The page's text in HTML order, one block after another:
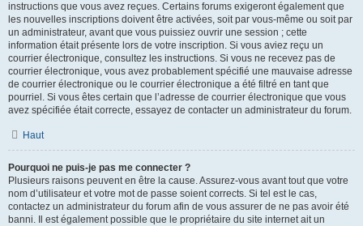
instructions que vous avez reçues. Certains forums exigeront également que
les nouvelles inscriptions doivent être activées, soit par vous-même ou soit par
un administrateur, avant que vous puissiez ouvrir une session ; cette
information était présente lors de votre inscription. Si vous aviez reçu un
courrier électronique, consultez les instructions. Si vous ne recevez pas de
courrier électronique, vous avez probablement spécifié une mauvaise adresse
de courrier électronique ou le courrier électronique a été filtré en tant que
pourriel. Si vous êtes certain que l’adresse de courrier électronique que vous
avez spécifiée était correcte, essayez de contacter un administrateur du forum.
Haut
Pourquoi ne puis-je pas me connecter ?
Plusieurs raisons peuvent en être la cause. Assurez-vous avant tout que votre
nom d’utilisateur et votre mot de passe soient corrects. Si tel est le cas,
contactez un administrateur du forum afin de vous assurer de ne pas avoir été
banni. Il est également possible que le propriétaire du site internet ait un